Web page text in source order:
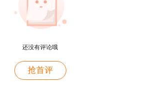
年的一级造价工程师考试是一个
认证机会，对于每一位有志于在建
用时间，科学备考，最终顺利通过
的职业目标。
还没有评论哦
抢首评